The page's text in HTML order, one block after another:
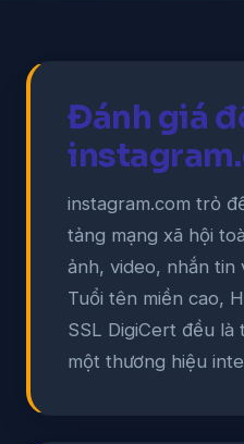
Đánh giá
instagram.com trỏ
tảng mạng xã hội
ảnh, video, nhắn tin
Tuổi tên miền cao,
SSL DigiCert đều
một thương hiệu